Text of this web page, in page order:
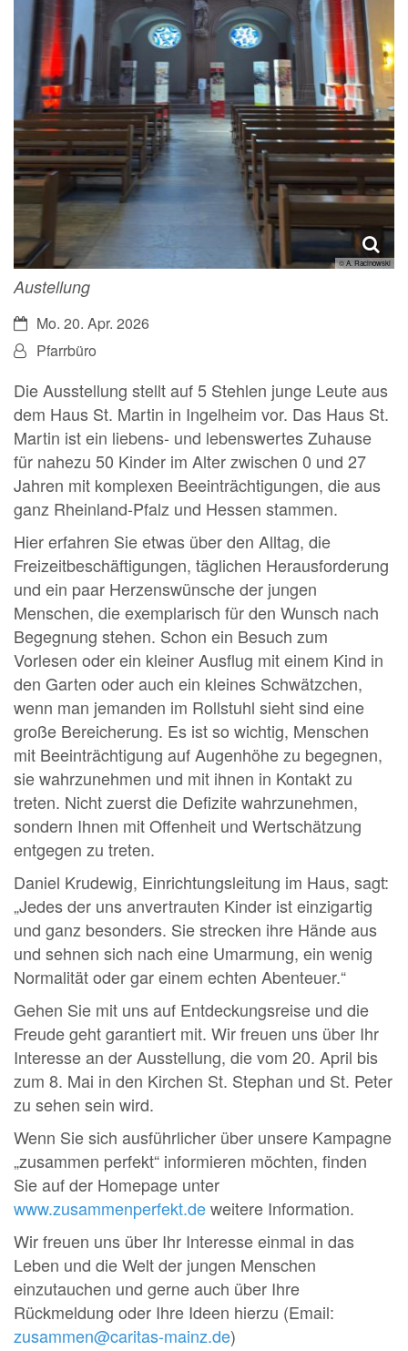
© A. Racinowski
Austellung
Datum:Mo. 20. Apr. 2026
Von:Pfarrbüro
Die Ausstellung stellt auf 5 Stehlen junge Leute aus
dem Haus St. Martin in Ingelheim vor. Das Haus St.
Martin ist ein liebens- und lebenswertes Zuhause
für nahezu 50 Kinder im Alter zwischen 0 und 27
Jahren mit komplexen Beeinträchtigungen, die aus
ganz Rheinland-Pfalz und Hessen stammen.
Hier erfahren Sie etwas über den Alltag, die
Freizeitbeschäftigungen, täglichen Herausforderung
und ein paar Herzenswünsche der jungen
Menschen, die exemplarisch für den Wunsch nach
Begegnung stehen. Schon ein Besuch zum
Vorlesen oder ein kleiner Ausflug mit einem Kind in
den Garten oder auch ein kleines Schwätzchen,
wenn man jemanden im Rollstuhl sieht sind eine
große Bereicherung. Es ist so wichtig, Menschen
mit Beeinträchtigung auf Augenhöhe zu begegnen,
sie wahrzunehmen und mit ihnen in Kontakt zu
treten. Nicht zuerst die Defizite wahrzunehmen,
sondern Ihnen mit Offenheit und Wertschätzung
entgegen zu treten.
Daniel Krudewig, Einrichtungsleitung im Haus, sagt:
„Jedes der uns anvertrauten Kinder ist einzigartig
und ganz besonders. Sie strecken ihre Hände aus
und sehnen sich nach eine Umarmung, ein wenig
Normalität oder gar einem echten Abenteuer.“
Gehen Sie mit uns auf Entdeckungsreise und die
Freude geht garantiert mit. Wir freuen uns über Ihr
Interesse an der Ausstellung, die vom 20. April bis
zum 8. Mai in den Kirchen St. Stephan und St. Peter
zu sehen sein wird.
Wenn Sie sich ausführlicher über unsere Kampagne
„zusammen perfekt“ informieren möchten, finden
Sie auf der Homepage unter
www.zusammenperfekt.deweitere Information.
Wir freuen uns über Ihr Interesse einmal in das
Leben und die Welt der jungen Menschen
einzutauchen und gerne auch über Ihre
Rückmeldung oder Ihre Ideen hierzu (Email:
zusammen@caritas-mainz.de)